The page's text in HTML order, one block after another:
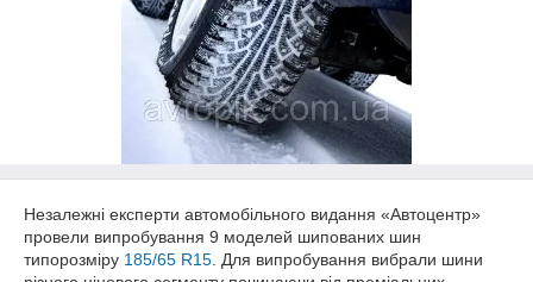
Незалежні експерти автомобільного видання «Автоцентр»
провели випробування 9 моделей шипованих шин
типорозміру 185/65 R15 . Для випробування вибрали шини